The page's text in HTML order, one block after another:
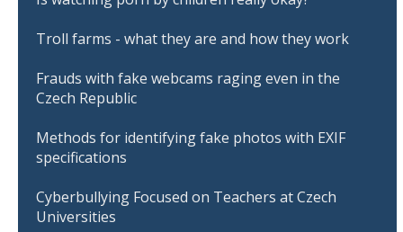
Troll farms - what they are and how they work
Frauds with fake webcams raging even in the
Czech Republic
Methods for identifying fake photos with EXIF
specifications
Cyberbullying Focused on Teachers at Czech
Universities